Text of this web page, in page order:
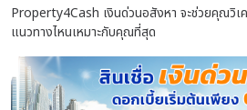
Property4Cash เงินด่วนอสังหา จะช่วยคุณวิเค
แนวทางไหนเหมาะกับคุณที่สุด